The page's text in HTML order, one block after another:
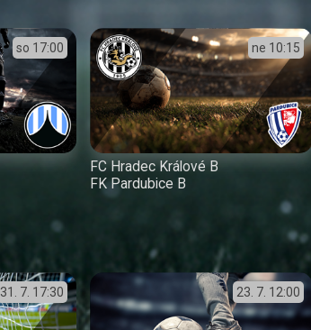
so 17:00 ne 10:15
FC Hradec Králové B
FK Pardubice B
31. 7. 17:30 23. 7. 12:00